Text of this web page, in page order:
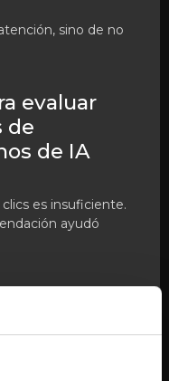
sino de no
evaluar
de
de IA
es insuficiente.
ayudó